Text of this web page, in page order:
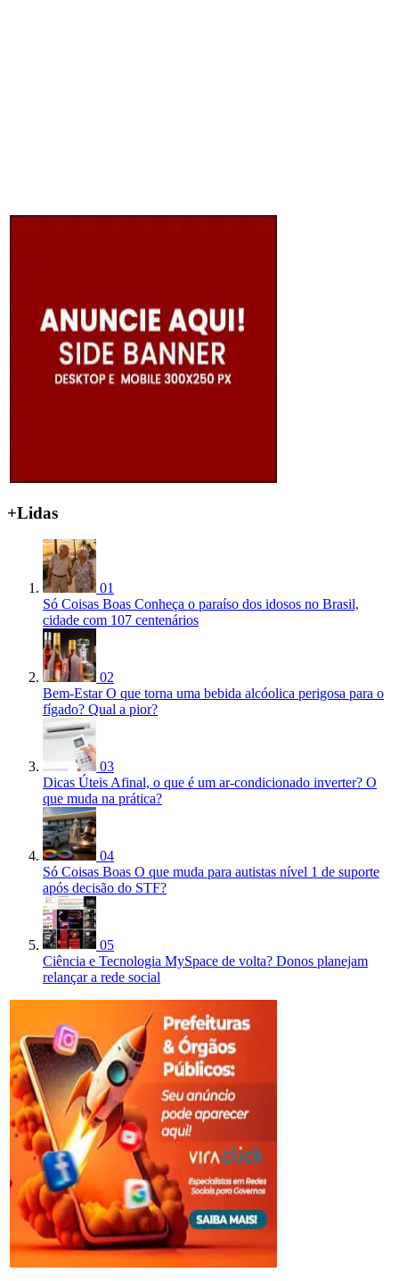
+Lidas
01
Só Coisas Boas Conheça o paraíso dos idosos no Brasil,
cidade com 107 centenários
02
Bem-Estar O que torna uma bebida alcóolica perigosa para o
fígado? Qual a pior?
03
Dicas ÚteisAfinal, o que é um ar-condicionado inverter? O
que muda na prática?
04
Só Coisas Boas O que muda para autistas nível 1 de suporte
após decisão do STF?
05
Ciência e Tecnologia MySpace de volta? Donos planejam
relançar a rede social